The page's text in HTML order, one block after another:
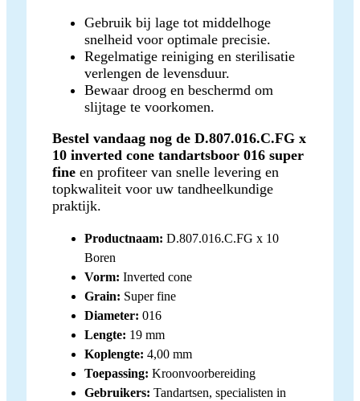
Gebruik bij lage tot middelhoge
snelheid voor optimale precisie.
Regelmatige reiniging en sterilisatie
verlengen de levensduur.
Bewaar droog en beschermd om
slijtage te voorkomen.
Bestel vandaag nog de D.807.016.C.FG x
10 inverted cone tandartsboor 016 super
fine en profiteer van snelle levering en
topkwaliteit voor uw tandheelkundige
praktijk.
Productnaam: D.807.016.C.FG x 10
Boren
Vorm: Inverted cone
Grain: Super fine
Diameter: 016
Lengte: 19 mm
Koplengte: 4,00 mm
Toepassing: Kroonvoorbereiding
Gebruikers: Tandartsen, specialisten in